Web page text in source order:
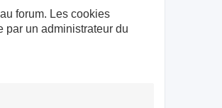
forum. Les cookies
par un administrateur du